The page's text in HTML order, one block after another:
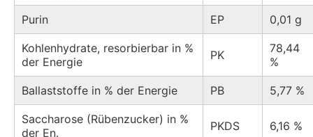
Purin EP 0,01 g
Kohlenhydrate, resorbierbar in %
der Energie
PK
78,44
%
Ballaststoffe in % der Energie PB 5,77 %
Saccharose (Rübenzucker) in %
der En.
PKDS 6,16 %